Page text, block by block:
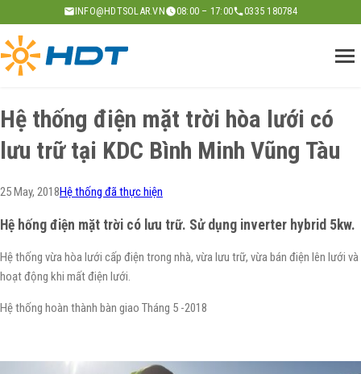
to
content
INFO@HDTSOLAR.VN 08:00 – 17:00 0335 180784
Hệ thống điện mặt trời hòa lưới có
lưu trữ tại KDC Bình Minh Vũng Tàu
25 May, 2018Hệ thống đã thực hiện
Hệ hống điện mặt trời có lưu trữ. Sử dụng inverter hybrid 5kw.
Hệ thống vừa hòa lưới cấp điện trong nhà, vừa lưu trữ, vừa bán điện lên lưới và
hoạt động khi mất điện lưới.
Hệ thống hoàn thành bàn giao Tháng 5 -2018